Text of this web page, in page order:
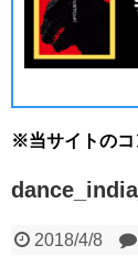
※当サイトのコ
2018/4/8